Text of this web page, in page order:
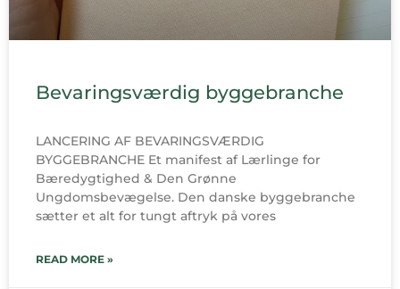
Bevaringsværdig byggebranche
LANCERING AF BEVARINGSVÆRDIG
BYGGEBRANCHE Et manifest af Lærlinge for
Bæredygtighed & Den Grønne
Ungdomsbevægelse. Den danske byggebranche
sætter et alt for tungt aftryk på vores
READ MORE »